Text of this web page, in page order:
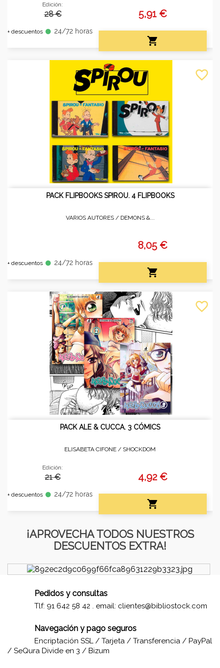
Edición:
28 €
+ descuentos fiber_manual_record 24/72 horas
5,91 €

PACK FLIPBOOKS SPIROU. 4 FLIPBOOKS
VARIOS AUTORES / DEMONS &...
+ descuentos fiber_manual_record 24/72 horas
8,05 €

favorite_border
PACK ALE & CUCCA. 3 CÓMICS
ELISABETA CIFONE / SHOCKDOM
Edición:
21 €
+ descuentos fiber_manual_record 24/72 horas
4,92 €

favorite_border
¡APROVECHA TODOS NUESTROS
DESCUENTOS EXTRA!
Pedidos y consultas
Tlf: 91 642 58 42 . email: clientes@bibliostock.com
Navegación y pago seguros
Encriptación SSL / Tarjeta / Transferencia / PayPal
/ SeQura Divide en 3 / Bizum